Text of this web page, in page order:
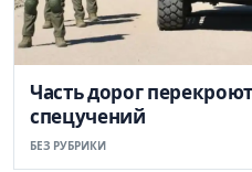
Часть дорог
спецучений
БЕЗ РУБРИКИ